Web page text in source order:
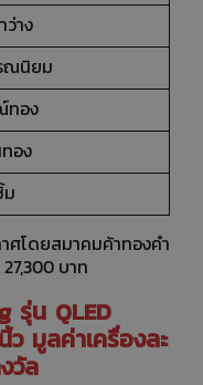
ว่าง
ณนิยม
ทอง
อง
ม
ศโดยสมาคมค้าทองคำ
บาท
รุ่น QLED
มูลค่าเครื่องละ
วัล